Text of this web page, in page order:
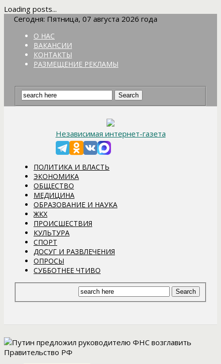
Loading posts...
Сегодня: Пятница, 07 августа 2026 года
О НАС
ВАКАНСИИ
КОНТАКТЫ
РАЗМЕЩЕНИЕ РЕКЛАМЫ
Независимая интернет-газета
ПОЛИТИКА И ВЛАСТЬ
ЭКОНОМИКА
ОБЩЕСТВО
МЕДИЦИНА
ОБРАЗОВАНИЕ И НАУКА
ЖКХ
ПРОИСШЕСТВИЯ
КУЛЬТУРА
СПОРТ
ДОСУГ И РАЗВЛЕЧЕНИЯ
ОПРОСЫ
СУББОТНЕЕ ЧТИВО